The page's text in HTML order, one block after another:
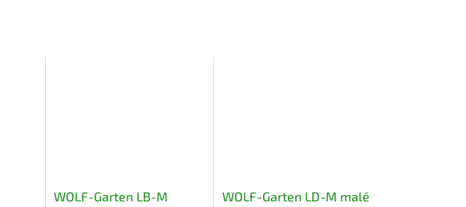
WOLF-Garten LB-M
WOLF-Garten LD-M malé